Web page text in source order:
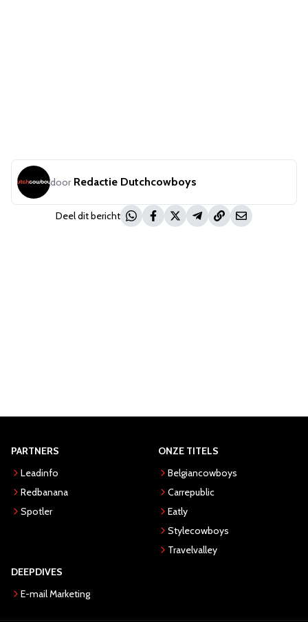
door Redactie Dutchcowboys
Deel dit bericht
PARTNERS
Leadinfo
Redbanana
Spotler
ONZE TITELS
Belgiancowboys
Carrepublic
Eatly
Stylecowboys
Travelvalley
DEEPDIVES
E-mail Marketing